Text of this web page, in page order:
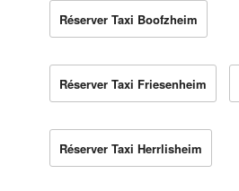
Réserver Taxi Boofzheim
Réserver Taxi Friesenheim
Réserver Taxi Herrlisheim